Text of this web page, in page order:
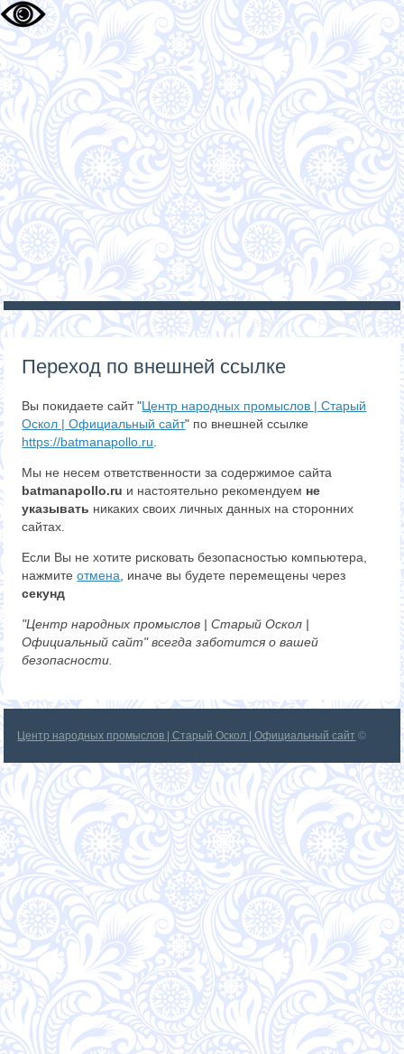
Войти Регистрация
Переход по внешней ссылке
Вы покидаете сайт "Центр народных промыслов | Старый
Оскол | Официальный сайт" по внешней ссылке
https://batmanapollo.ru
Мы не несем ответственности за содержимое сайта
batmanapollo.ru и настоятельно рекомендуем не
указывать никаких своих личных данных на сторонних
сайтах.
Если Вы не хотите рисковать безопасностью компьютера,
нажмитеотмена , иначе вы будете перемещены через
секунд
"Центр народных промыслов | Старый Оскол |
Официальный сайт" всегда заботится о вашей
безопасности.
Центр народных промыслов | Старый Оскол | Официальный сайт ©
2026